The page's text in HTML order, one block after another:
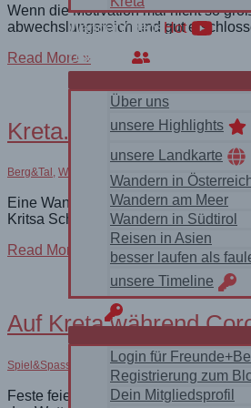
WanderVideos Hot
Über uns
Über uns
unsere Highlights
unsere Landkarte
Wandern in
Wandern am Meer
Wandern in Südtirol
Reisen in Asien
besser laufen als
unsere Timeline
login
Login für
Registrierung zum
Dein Mitgliedsprofil
Wenn die Motivation mal nicht so
abwechslungsreich und gut
Zieleinlauf
|
unsere
Motivation
Kreta
Read More »
Kreta. Durch die
Berg&Tal , Wandern / Wandervideos
Eine Wanderung durch das trockene
Kritsa Schlucht (George / Farággi
Kreta.
Schlucht
(George
Read More »
Auf Kreta während
Spiel&Spass Wandern/Insel&Meer
Feste feiern während Corona? Weil